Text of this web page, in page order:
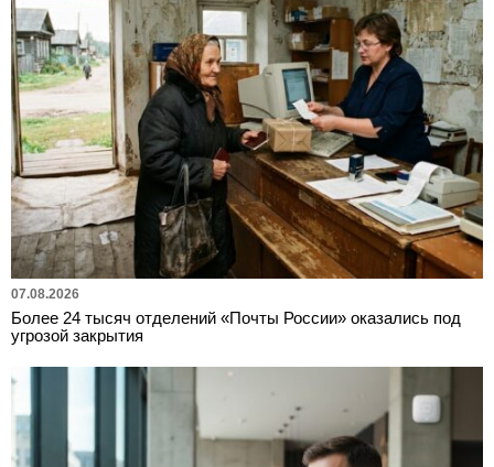
07.08.2026
Более 24 тысяч отделений «Почты России» оказались под
угрозой закрытия